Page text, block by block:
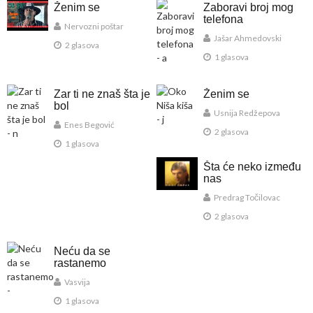
Ženim se
Nervozni poštar
2 glasova
Zaboravi broj mog
telefona
Jašar Ahmedovski
1 glasova
Zar ti ne znaš šta je
bol
Enes Begović
1 glasova
Ženim se
Usnija Redžepova
2 glasova
Šta će neko između
nas
Predrag Točilovac
2 glasova
Neću da se
rastanemo
Vasvija
1 glasova